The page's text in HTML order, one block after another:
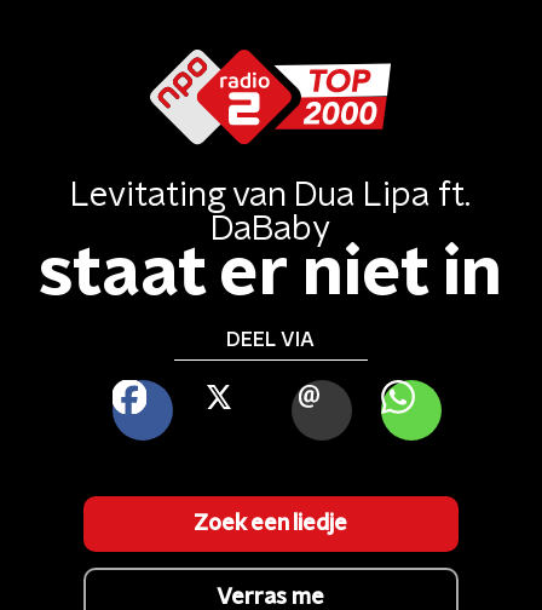
Levitatingvan Dua Lipa ft.
DaBaby
staat er niet in
DEEL VIA
FACEBOOK
X MAIL WHATSAPP
Zoek een liedje
Verras me